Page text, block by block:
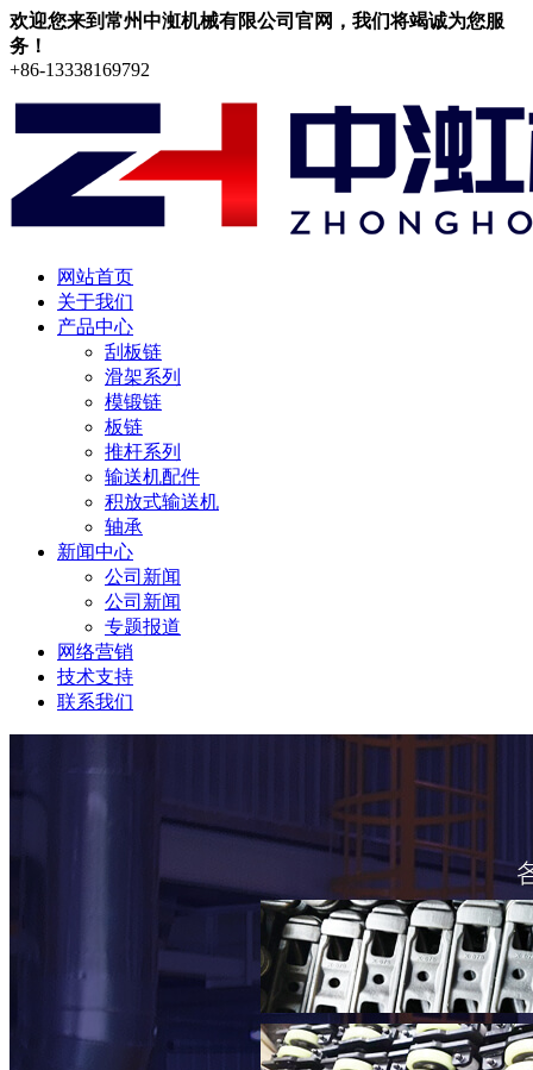
欢迎您来到常州中渱机械有限公司官网，我们将竭诚为您服
务！
+86-13338169792
网站首页
关于我们
产品中心
刮板链
滑架系列
模锻链
板链
推杆系列
输送机配件
积放式输送机
轴承
新闻中心
公司新闻
公司新闻
专题报道
网络营销
技术支持
联系我们